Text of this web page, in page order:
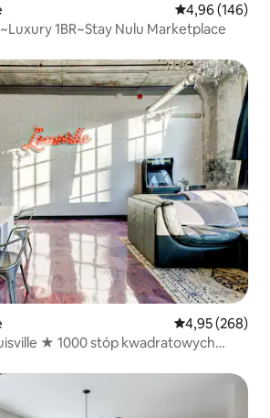
Średnia
4,96 (146)
1BR~Stay Nulu Marketplace
Średnia
4,95 (268)
★ 1000 stóp kwadratowych
kategorii Wybór gości